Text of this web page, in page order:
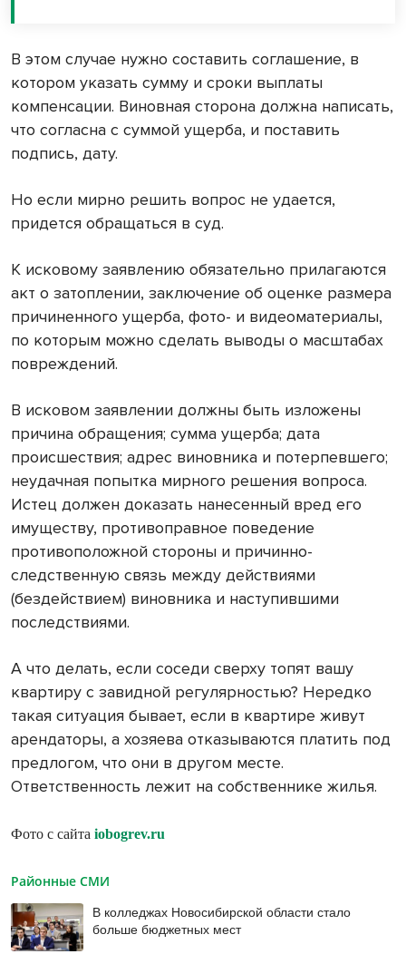
В этом случае нужно составить соглашение, в
котором указать сумму и сроки выплаты
компенсации. Виновная сторона должна написать,
что согласна с суммой ущерба, и поставить
подпись, дату.
Но если мирно решить вопрос не удается,
придется обращаться в суд.
К исковому заявлению обязательно прилагаются
акт о затоплении, заключение об оценке размера
причиненного ущерба, фото- и видеоматериалы,
по которым можно сделать выводы о масштабах
повреждений.
В исковом заявлении должны быть изложены
причина обращения; сумма ущерба; дата
происшествия; адрес виновника и потерпевшего;
неудачная попытка мирного решения вопроса.
Истец должен доказать нанесенный вред его
имуществу, противоправное поведение
противоположной стороны и причинно-
следственную связь между действиями
(бездействием) виновника и наступившими
последствиями.
А что делать, если соседи сверху топят вашу
квартиру с завидной регулярностью? Нередко
такая ситуация бывает, если в квартире живут
арендаторы, а хозяева отказываются платить под
предлогом, что они в другом месте.
Ответственность лежит на собственнике жилья.
Фото с сайта iobogrev.ru
Районные СМИ
В колледжах Новосибирской области стало
больше бюджетных мест